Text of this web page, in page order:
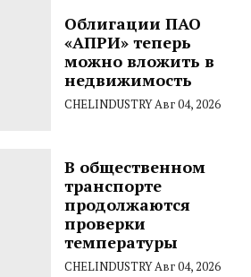
Облигации ПАО
«АПРИ» теперь
можно вложить в
недвижимость
CHELINDUSTRYАвг 04, 2026
В общественном
транспорте
продолжаются
проверки
температуры
CHELINDUSTRYАвг 04, 2026